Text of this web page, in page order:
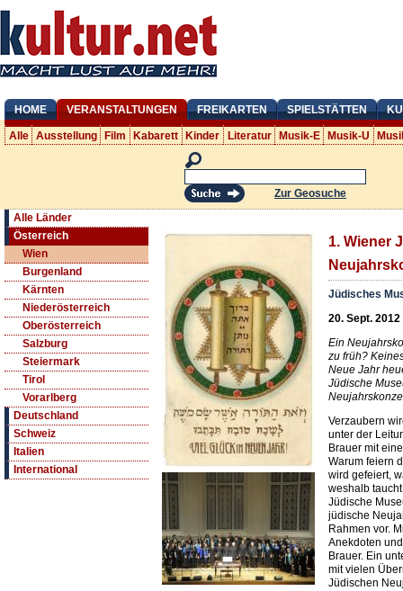
HOME VERANSTALTUNGEN FREIKARTEN SPIELSTÄTTEN
Alle Ausstellung Film Kabarett Kinder Literatur Musik-E Musik-U
Zur Geosuche
Alle Länder
Österreich
Wien
Burgenland
Kärnten
Niederösterreich
Oberösterreich
Salzburg
Steiermark
Tirol
Vorarlberg
Deutschland
Schweiz
Italien
International
1. Wiener
Jüdisches
20. Sept. 2012
Ein
zu früh?
Neue Jahr
Jüdische
Verzaubern
unter der
Brauer mit
Warum feiern
wird gefeiert,
weshalb
Jüdische
jüdische
Rahmen vor.
Anekdoten
Brauer. Ein
mit vielen
Jüdischen